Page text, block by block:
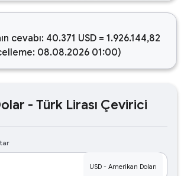
cevabı: 40.371 USD = 1.926.144,82
08.08.2026 01:00)
- Türk Lirası Çevirici